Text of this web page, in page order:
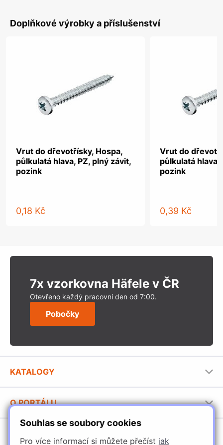
Souhlas se soubory cookies
Pro více informací si můžete přečíst jak
Doplňkové výrobky a příslušenství
Vrut do dřevotřísky, Hospa,
půlkulatá hlava, PZ, plný závit,
pozink
0,18 Kč
Vrut do
půlkulatá hlava,
pozink
0,39 Kč
7x vzorkovna Häfele v ČR
Otevřeno každý pracovní den od 7:00.
Pobočky
KATALOGY
Stavební katalog Häfele
Brožury Häfele
O PORTÁLU
Provozovatel portálu
Jak používat portál